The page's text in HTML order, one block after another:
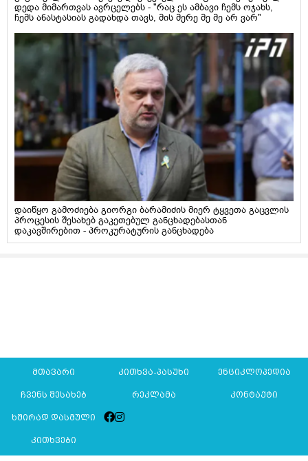
დედა მიმართვას ავრცელებს - "რაც ეს ამბავი ჩემს ოჯახს,
ჩემს ანასტასიას გადახდა თავს, მის მერე მე მე არ ვარ"
დაიწყო გამოძიება გიორგი ბარამიძის მიერ ტყვეთა გაცვლის
პროცესის შესახებ გაკეთებულ განცხადებასთან
დაკავშირებით - პროკურატურის განცხადება
მთავარი კითხვა-პასუხი ენციკლოპედია
ჩვენს შესახებ რეკლამა კონტაქტი
ხშირად დასმული
კითხვები